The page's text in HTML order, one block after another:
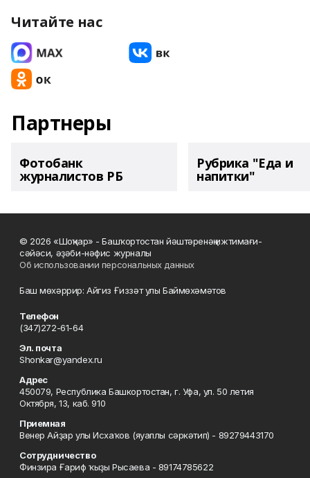
Читайте нас
Партнеры
Фотобанк
журналистов РБ
Рубрика "Еда и
напитки"
© 2026 «Шоңҡар» - Башҡортостан йәштәренәң ижтимағи-
сәйәси, әҙәби-нәфис журналы
Об использовании персональных данных
Баш мөхәррир: Айгиз Ғиззәт улы Баймөхәмәтов
Телефон
(347)272-61-64
Эл. почта
Shonkar@yandex.ru
Адрес
450079, Республика Башкортостан, г. Уфа, ул. 50 летия
Октября, 13, каб. 910
Приемная
Венер Айҙар улы Исхаҡов (яуаплы сәркәтип) - 89279443170
Сотрудничество
Финзира Ғариф ҡыҙы Рысаева - 89174785622